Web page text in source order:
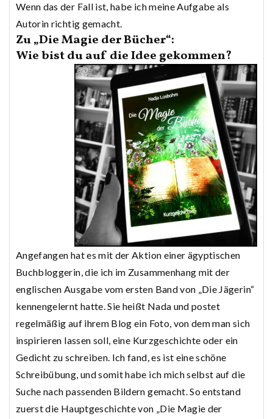
Wenn das der Fall ist, habe ich meine Aufgabe als
Autorin richtig gemacht.
Zu „Die Magie der Bücher“:
Wie bist du auf die Idee gekommen?
Angefangen hat es mit der Aktion einer ägyptischen
Buchbloggerin, die ich im Zusammenhang mit der
englischen Ausgabe vom ersten Band von „Die Jägerin“
kennengelernt hatte. Sie heißt Nada und postet
regelmäßig auf ihrem Blog ein Foto, von dem man sich
inspirieren lassen soll, eine Kurzgeschichte oder ein
Gedicht zu schreiben. Ich fand, es ist eine schöne
Schreibübung, und somit habe ich mich selbst auf die
Suche nach passenden Bildern gemacht. So entstand
zuerst die Hauptgeschichte von „Die Magie der